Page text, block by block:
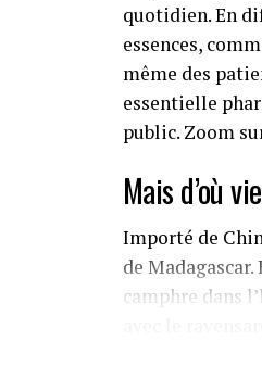
quotidien. En
essences,
même des
essentielle
public. Zoom
Mais d’où
Importé de
de
camphre dans
partie de la